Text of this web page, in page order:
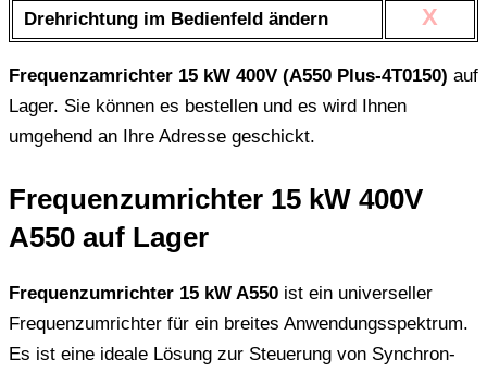
Drehrichtung im Bedienfeld ändern X
Frequenzamrichter 15 kW 400V (A550 Plus-4T0150) auf
Lager. Sie können es bestellen und es wird Ihnen
umgehend an Ihre Adresse geschickt.
Frequenzumrichter 15 kW 400V
A550 auf Lager
Frequenzumrichter 15 kW A550 ist ein universeller
Frequenzumrichter für ein breites Anwendungsspektrum.
Es ist eine ideale Lösung zur Steuerung von Synchron-